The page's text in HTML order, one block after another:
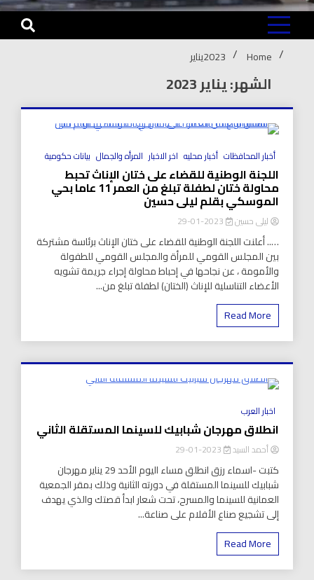
Home
2023يناير
الشهر: يناير 2023
أخبار المحافظات أخبار محليه اخر الاخبار المرأه والجمال بيانات حكومية
اللجنة الوطنية للقضاء على ختان الإناث تحبط
محاولة ختان لطفلة تبلغ من العمر 11 عاما بحي
الموسكي بقلم ليلى حسين
ليلى حسين
….. أعلنت اللجنة الوطنية للقضاء على ختان الإناث برئاسة مشتركة
بين المجلس القومي للمرأة والمجلس القومي للطفولة
والأمومة ، عن نجاحها في إحباط محاولة إجراء جريمة تشويه
الأعضاء التناسلية للإناث (الختان) لطفلة تبلغ من...
Read More
اخبار العرب
انطلاق مهرجان شبابيك للسينما المستقلة الثاني
أحمد السيد
كتبت -اسماء رزق انطلق مساء اليوم الأحد 29 يناير مهرجان
شبابيك للسينما المستقلة في دورته الثانية وذلك بمقر الجمعية
العمانية للسينما والمسرح، تحت شعار ابدأ قصتك والذي يهدف
إلى تشجيع صناع الأفلام على صناعة...
Read More